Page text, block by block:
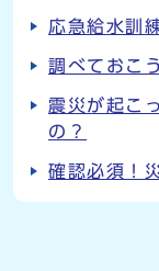
応急給水訓
調べておこ
震災が起こ
の？
確認必須！